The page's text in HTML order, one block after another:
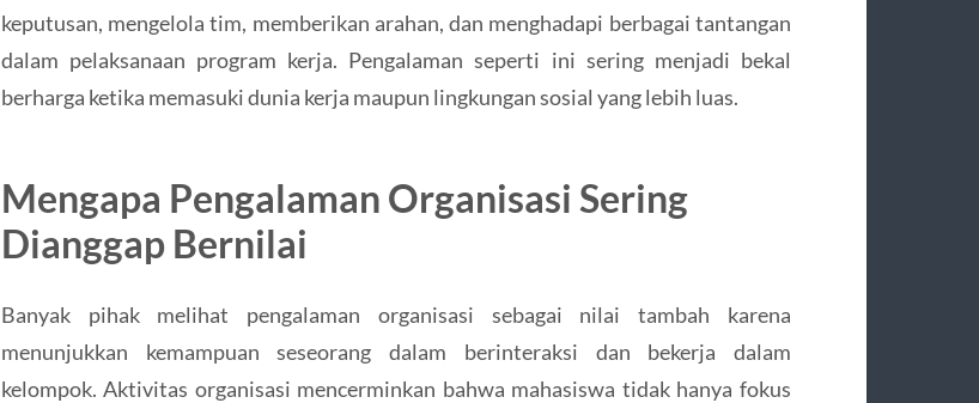
keputusan, mengelola tim, memberikan arahan, dan menghadapi berbagai tantangan
dalam pelaksanaan program kerja. Pengalaman seperti ini sering menjadi bekal
berharga ketika memasuki dunia kerja maupun lingkungan sosial yang lebih luas.
Mengapa Pengalaman Organisasi Sering
Dianggap Bernilai
Banyak pihak melihat pengalaman organisasi sebagai nilai tambah karena
menunjukkan kemampuan seseorang dalam berinteraksi dan bekerja dalam
kelompok. Aktivitas organisasi mencerminkan bahwa mahasiswa tidak hanya fokus